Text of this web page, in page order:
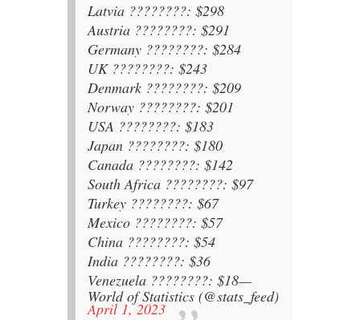
Latvia ????????: $298
Austria ????????: $291
Germany ????????: $284
UK ????????: $243
Denmark ????????: $209
Norway ????????: $201
USA ????????: $183
Japan ????????: $180
Canada ????????: $142
South Africa ????????: $97
Turkey ????????: $67
Mexico ????????: $57
China ????????: $54
India ????????: $36
Venezuela ????????: $18—
World of Statistics (@stats_feed)
April 1, 2023